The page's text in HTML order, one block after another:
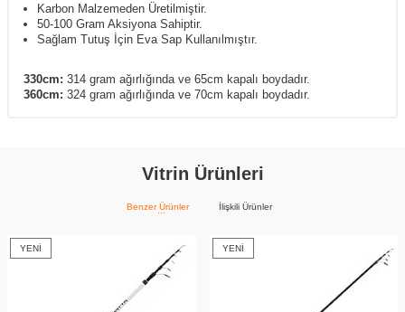
Karbon Malzemeden Üretilmiştir.
50-100 Gram Aksiyona Sahiptir.
Sağlam Tutuş İçin Eva Sap Kullanılmıştır.
330cm: 314 gram ağırlığında ve 65cm kapalı boydadır.
360cm: 324 gram ağırlığında ve 70cm kapalı boydadır.
Vitrin Ürünleri
Benzer Ürünler İlişkili Ürünler
YENI YENI